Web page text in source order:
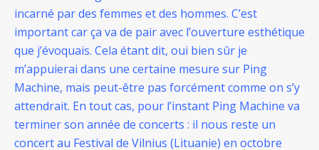
incarné par des femmes et des hommes. C’est
important car ça va de pair avec l’ouverture esthétique
que j’évoquais. Cela étant dit, oui bien sûr je
m’appuierai dans une certaine mesure sur Ping
Machine, mais peut-être pas forcément comme on s’y
attendrait. En tout cas, pour l’instant Ping Machine va
terminer son année de concerts : il nous reste un
concert au Festival de Vilnius (Lituanie) en octobre